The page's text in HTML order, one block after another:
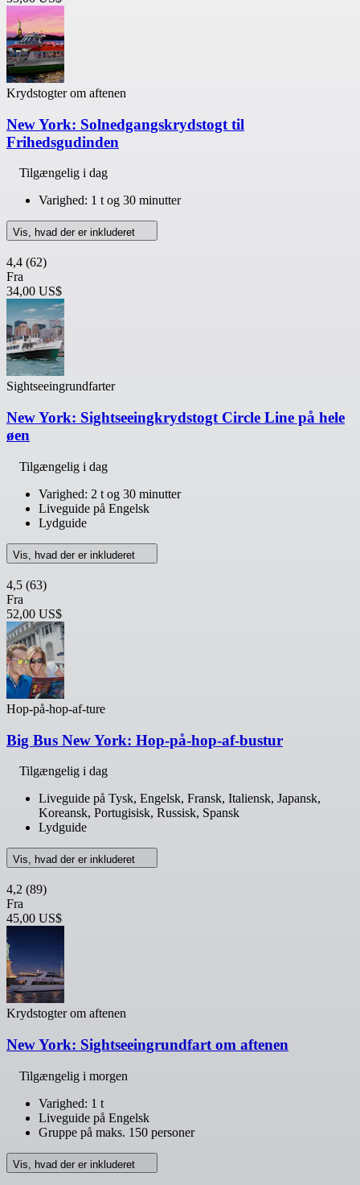
Krydstogter om aftenen
New York: Solnedgangskrydstogt til
Frihedsgudinden
Tilgængelig i dag
Varighed: 1 t og 30 minutter
Vis, hvad der er inkluderet
4,4 (62)
Fra
34,00 US$
Sightseeingrundfarter
New York: Sightseeingkrydstogt Circle Line på hele
øen
Tilgængelig i dag
Varighed: 2 t og 30 minutter
Liveguide på Engelsk
Lydguide
Vis, hvad der er inkluderet
4,5 (63)
Fra
52,00 US$
Hop-på-hop-af-ture
Big Bus New York: Hop-på-hop-af-bustur
Tilgængelig i dag
Liveguide på Tysk, Engelsk, Fransk, Italiensk, Japansk,
Koreansk, Portugisisk, Russisk, Spansk
Lydguide
Vis, hvad der er inkluderet
4,2 (89)
Fra
45,00 US$
Krydstogter om aftenen
New York: Sightseeingrundfart om aftenen
Tilgængelig i morgen
Varighed: 1 t
Liveguide på Engelsk
Gruppe på maks. 150 personer
Vis, hvad der er inkluderet